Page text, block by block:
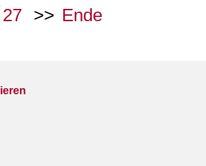
27
Ende